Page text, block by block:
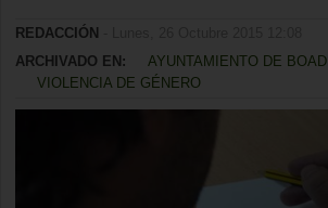
REDACCIÓN
ARCHIVADO EN:
AYUNTAMIENTO DE
VIOLENCIA DE GÉNERO